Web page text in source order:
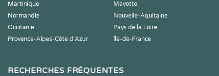
Martinique
Mayotte
Normandie
Nouvelle-Aquitaine
Occitanie
Pays de la Loire
Provence-Alpes-Côte d'Azur
Île-de-France
RECHERCHES FRÉQUENTES